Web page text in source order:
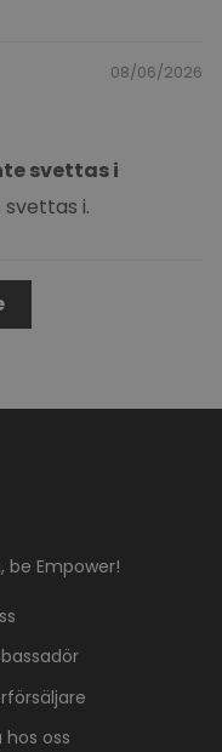
08/06/2026
svettas i
i.
be Empower!
hos oss